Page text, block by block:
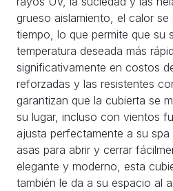
grueso aislamiento, el calor se
tiempo, lo que permite que su
temperatura deseada más
significativamente en costos
reforzadas y las resistentes
garantizan que la cubierta se
su lugar, incluso con vientos
ajusta perfectamente a su
asas para abrir y cerrar
elegante y moderno, esta
también le da a su espacio al